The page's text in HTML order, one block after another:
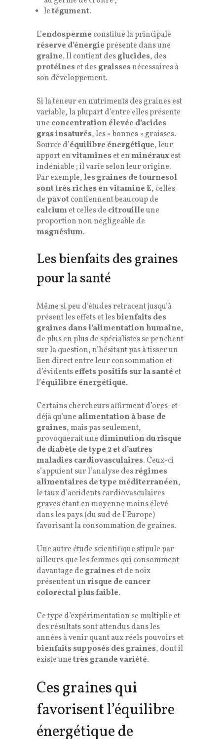
letégument.
L’endosperme constitue la principale
réserve d’énergie présente dans une
graine. Il contient desglucides, des
protéineset desgraissesnécessaires à
son développement.
Si la teneur en nutriments des graines est
variable, la plupart d’entre elles présente
une concentration élevée d’acides
gras insaturés, les « bonnes » graisses.
Source d’équilibre énergétique, leur
apport envitamineset en minérauxest
indéniable ; il varie selon leur origine.
Par exemple, les graines de tournesol
sont très riches en vitamine E, celles
de pavotcontiennent beaucoup de
calciumet celles de citrouilleune
proportion non négligeable de
magnésium.
Les bienfaits des graines
pour la santé
Même si peu d’études retracent jusqu’à
présent les effets et lesbienfaits des
graines dans l’alimentation humaine,
de plus en plus de spécialistes se penchent
sur la question, n’hésitant pas à tisser un
lien direct entre leur consommation et
d’évidentseffets positifs sur la santé et
l’équilibre énergétique.
Certains chercheurs affirment d’ores-et-
déjà qu’une alimentation à base de
graines, mais pas seulement,
provoquerait une diminution du risque
de diabète de type 2 et d’autres
maladies cardiovasculaires. Ceux-ci
s’appuient sur l’analyse desrégimes
alimentaires de type méditerranéen,
le taux d’accidents cardiovasculaires
graves étant en moyenne moins élevé
dans les pays (du sud de l’Europe)
favorisant la consommation de graines.
Une autre étude scientifique stipule par
ailleurs que les femmes qui consomment
davantage de graineset de noix
présentent unrisque de cancer
colorectal plus faible.
Ce type d’expérimentation se multiplie et
des résultats sont attendus dans les
années à venir quant aux réels pouvoirs et
bienfaits supposés des graines, dont il
existe unetrès grande variété.
Ces graines qui
favorisent l’équilibre
énergétique de